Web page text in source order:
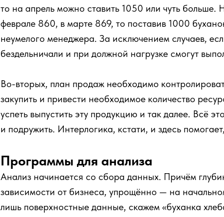
то на апрель можно ставить 1050 или чуть больше.
феврале 860, в марте 869, то поставив 1000
неумелого менеджера. За исключением случаев,
бездельничали и при должной нагрузке смогут
Во-вторых, план продаж необходимо
закупить и привести необходимое количество
успеть выпустить эту продукцию и так далее. Всё
и подружить. Интерлогика, кстати, и здесь помогает,
Программы для анализа
Анализ начинается со сбора данных. Причём
зависимости от бизнеса, упрощённо — на
лишь поверхностные данные, скажем «буханка